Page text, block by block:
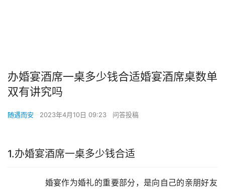
办婚宴酒席一桌多少钱合适婚宴酒席桌数单
双有讲究吗
随遇而安 2023年4月10日 09:23 问答投稿
1.办婚宴酒席一桌多少钱合适